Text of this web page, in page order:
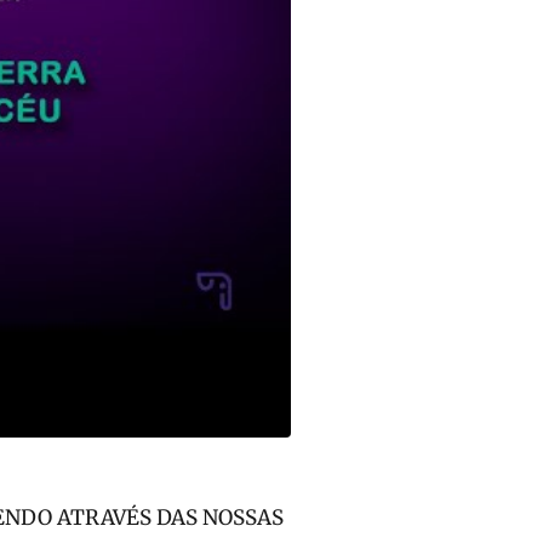
ATRAVÉS DAS NOSSAS